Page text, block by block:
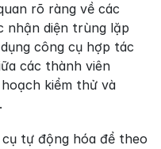
rõ ràng về các
nhận diện trùng lặp
công cụ hợp tác
các thành viên
kiểm thử và
tự động hóa để theo